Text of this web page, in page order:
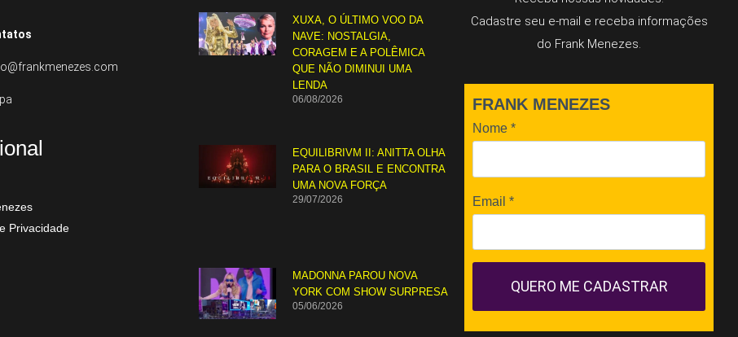
Privacidade
XUXA, O ÚLTIMO VOO DA
NAVE: NOSTALGIA,
CORAGEM E A POLÊMICA
QUE NÃO DIMINUI UMA
LENDA
06/08/2026
EQUILIBRIVM II: ANITTA OLHA
PARA O BRASIL E ENCONTRA
UMA NOVA FORÇA
29/07/2026
MADONNA PAROU NOVA
YORK COM SHOW SURPRESA
05/06/2026
Cadastre seu e-mail e receba informações
do Frank Menezes.
FRANK MENEZES
Nome *
Email *
QUERO ME CADASTRAR